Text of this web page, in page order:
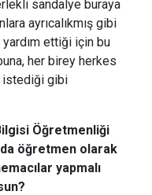
sandalye buraya
ayrıcalıkmış gibi
ettiği için bu
her birey herkes
istediği gibi
Öğretmenliği
öğretmen olarak
yapmalı